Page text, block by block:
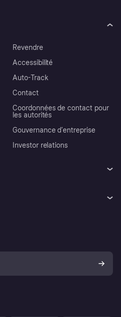
Revendre
Accessibilité
Auto-Track
Contact
Coordonnées de contact pour
les autorités
Gouvernance d’entreprise
Investor relations